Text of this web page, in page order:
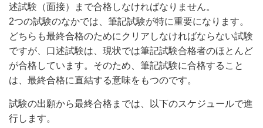
述試験（面接）まで合格しなければなりません。
2つの試験のなかでは、筆記試験が特に重要になります。
どちらも最終合格のためにクリアしなければならない試験
ですが、 口述試験は、現状では筆記試験合格者のほとんど
が合格しています。そのため、筆記試験に合格すること
は、最終合格に直結する意味をもつのです。
試験の出願から最終合格までは、以下のスケジュールで進
行します。